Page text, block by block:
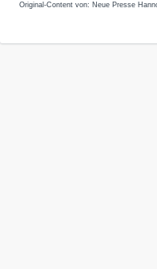
Original-Content von: Neue Presse